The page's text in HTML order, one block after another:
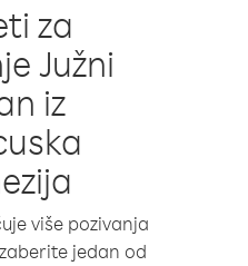
za
Južni
iz
više pozivanja
jedan od